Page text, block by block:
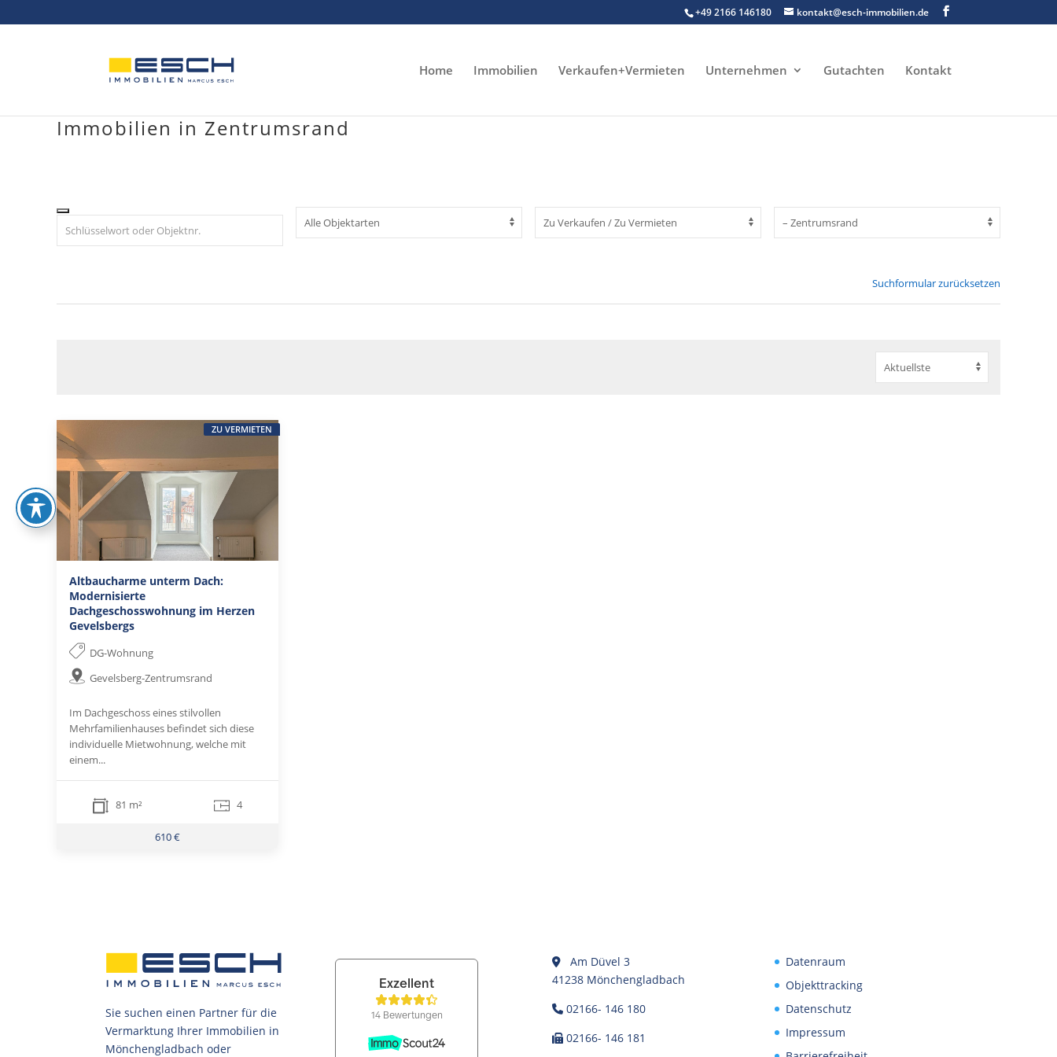
to
+49 2166 146180 kontakt@esch-immobilien.de
Home Immobilien Verkaufen+Vermieten Unternehmen Gutachten Kontakt
Immobilien in Zentrumsrand
Suchformular zurücksetzen
Altbaucharme unterm Dach:
Modernisierte
Dachgeschosswohnung im Herzen
Gevelsbergs
DG-Wohnung
Gevelsberg-Zentrumsrand
Im Dachgeschoss eines stilvollen
Mehrfamilienhauses befindet sich diese
individuelle Mietwohnung, welche mit
einem...
81 m² 4
610 €
ZU VERMIETEN
Sie suchen einen Partner für die
Vermarktung Ihrer Immobilien in
Mönchengladbach oder
Am Düvel 3
41238 Mönchengladbach
02166- 146 180
02166- 146 181
Datenraum
Objekttracking
Datenschutz
Impressum